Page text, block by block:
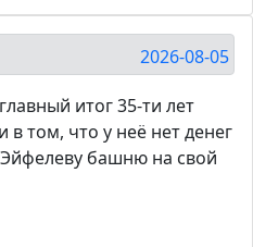
2026-08-05
итог 35-ти лет
том, что у неё нет денег
башню на свой